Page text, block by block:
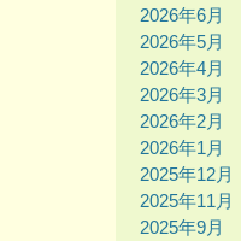
2026年6月
2026年5月
2026年4月
2026年3月
2026年2月
2026年1月
2025年12月
2025年11月
2025年9月